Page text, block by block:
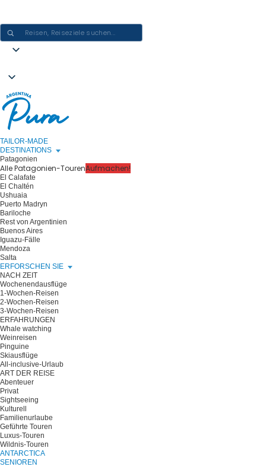
TAILOR-MADE
DESTINATIONS
Patagonien
Alle Patagonien-TourenAufmachen!
El Calafate
El Chaltén
Ushuaia
Puerto Madryn
Bariloche
Rest von Argentinien
Buenos Aires
Iguazu-Fälle
Mendoza
Salta
ERFORSCHEN SIE
NACH ZEIT
Wochenendausflüge
1-Wochen-Reisen
2-Wochen-Reisen
3-Wochen-Reisen
ERFAHRUNGEN
Whale watching
Weinreisen
Pinguine
Skiausflüge
All-inclusive-Urlaub
ART DER REISE
Abenteuer
Privat
Sightseeing
Kulturell
Familienurlaube
Geführte Touren
Luxus-Touren
Wildnis-Touren
ANTARCTICA
SENIOREN